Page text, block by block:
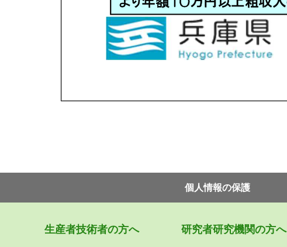
個⼈情報の保護
⽣産者技術者の⽅へ 研究者研究機関の⽅へ